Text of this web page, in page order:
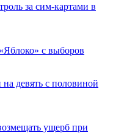
за сим-картами в
с выборов
девять с половиной
ущерб при